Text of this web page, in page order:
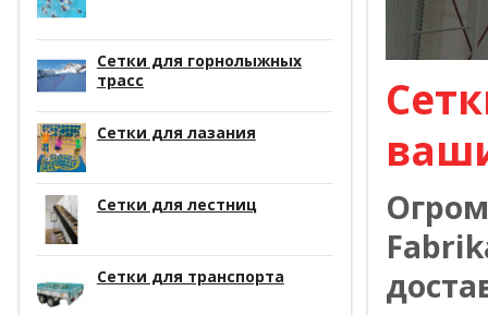
Сетки для горнолыжных
трасс
Сетки для лазания
Сетки для лестниц
Сетки для транспорта